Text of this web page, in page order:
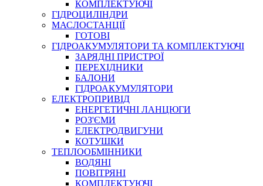
СПЕЦІАЛЬНІ
ГЕРМЕТИКИ
КЛЕЇ, ЦЕМЕНТИ, ЕПОКСИДКИ
РЕМОНТ ГІДРОЦИЛІНДРІВ
КОМПЛЕКТУЮЧІ
ГІДРОЦИЛІНДРИ
МАСЛОСТАНЦІЇ
ГОТОВІ
ГІДРОАКУМУЛЯТОРИ ТА КОМПЛЕКТУЮЧІ
ЗАРЯДНІ ПРИСТРОЇ
ПЕРЕХІДНИКИ
БАЛОНИ
ГІДРОАКУМУЛЯТОРИ
ЕЛЕКТРОПРИВІД
ЕНЕРГЕТИЧНІ ЛАНЦЮГИ
РОЗ'ЄМИ
ЕЛЕКТРОДВИГУНИ
КОТУШКИ
ТЕПЛООБМІННИКИ
ВОДЯНІ
ПОВІТРЯНІ
КОМПЛЕКТУЮЧІ